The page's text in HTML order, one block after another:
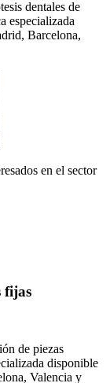
dentales de
especializada
Barcelona,
en el sector
fijas
de piezas
disponible
Valencia y